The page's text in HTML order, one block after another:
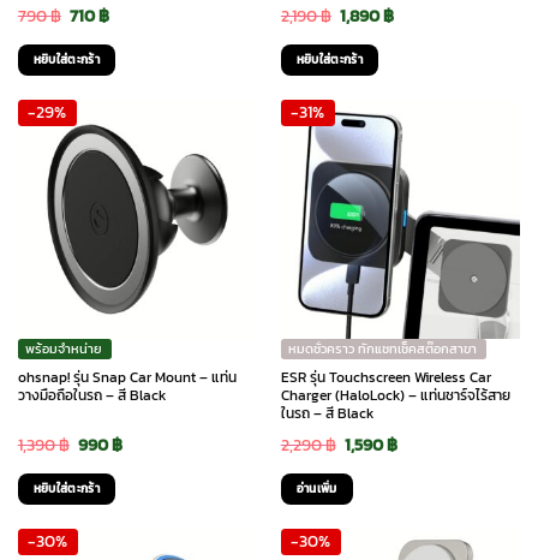
790฿ Original
price
was:
710฿Current
price
is:
หยิบใส่ตะกร้า
2,190฿ Original
price
was:
2,190 ฿.
1,890฿Current
1,890 ฿.
หยิบใส่ตะกร้า
-29%
พร้อมจำหน่าย
ohsnap! รุ่น Snap Car Mount – แท่น
วางมือถือในรถ – สี Black
1,390฿ Original
price
was:
990฿Current
หยิบใส่ตะกร้า
-31%
หมดชั่วคราว ทักแชทเช็คสต๊อกสาขา
ESR รุ่น Touchscreen Wireless Car
Charger (HaloLock) – แท่นชาร์จไร้สาย
ในรถ – สี Black
2,290฿ Original
price
was:
2,290 ฿.
1,590฿Current
1,590 ฿.
อ่านเพิ่ม
-30% -30%